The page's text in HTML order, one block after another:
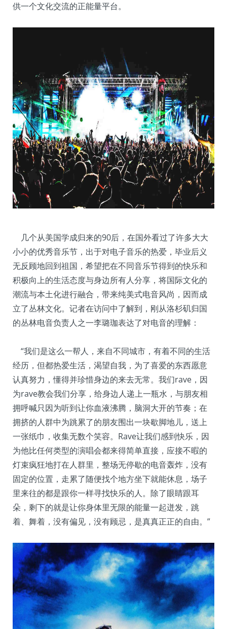
供一个文化交流的正能量平台。
几个从美国学成归来的90后，在国外看过了许多大大
小小的优秀音乐节，出于对电子音乐的热爱，毕业后义
无反顾地回到祖国，希望把在不同音乐节得到的快乐和
积极向上的生活态度与身边所有人分享，将国际文化的
潮流与本土化进行融合，带来纯美式电音风尚，因而成
立了丛林文化。记者在访问中了解到，刚从洛杉矶归国
的丛林电音负责人之一李璐珈表达了对电音的理解：
“我们是这么一帮人，来自不同城市，有着不同的生活
经历，但都热爱生活，渴望自我，为了喜爱的东西愿意
认真努力，懂得并珍惜身边的来去无常。我们rave，因
为rave教会我们分享，给身边人递上一瓶水，与朋友相
拥呼喊只因为听到让你血液沸腾，脑洞大开的节奏；在
拥挤的人群中为跳累了的朋友围出一块歇脚地儿，送上
一张纸巾，收集无数个笑容。Rave让我们感到快乐，因
为他比任何类型的演唱会都来得简单直接，应接不暇的
灯束疯狂地打在人群里，整场无停歇的电音轰炸，没有
固定的位置，走累了随便找个地方坐下就能休息，场子
里来往的都是跟你一样寻找快乐的人。除了眼睛跟耳
朵，剩下的就是让你身体里无限的能量一起迸发，跳
着、舞着，没有偏见，没有顾忌，是真真正正的自由。”